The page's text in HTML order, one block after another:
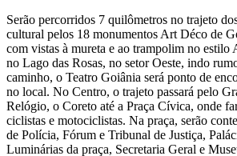
Serão percorridos 7 quilômetros no trajeto
cultural pelos 18 monumentos Art Déco de
com vistas à mureta e ao trampolim no estilo
no Lago das Rosas, no setor Oeste, indo
caminho, o Teatro Goiânia será ponto de
no local. No Centro, o trajeto passará pelo
Relógio, o Coreto até a Praça Cívica, onde
ciclistas e motociclistas. Na praça, serão
de Polícia, Fórum e Tribunal de Justiça,
Luminárias da praça, Secretaria Geral e